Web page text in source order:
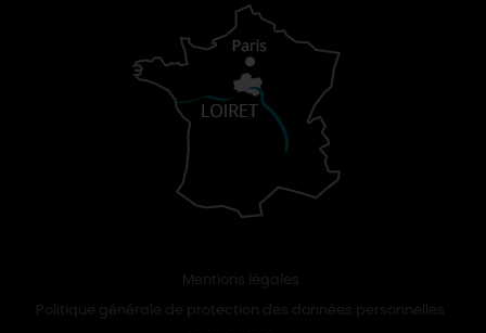
Mentions légales
Politique générale de protection des données personnelles